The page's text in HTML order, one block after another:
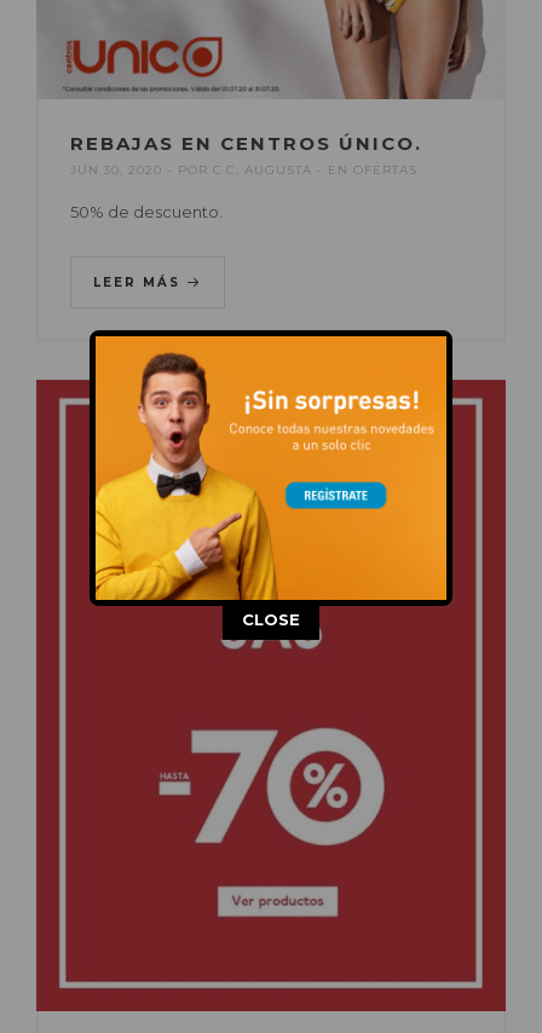
REBAJAS EN CENTROS ÚNICO.
JUN 30, 2020 POR C.C. AUGUSTA EN OFERTAS
50% de descuento.
LEER MÁS
This popup will close in:
CLOSE